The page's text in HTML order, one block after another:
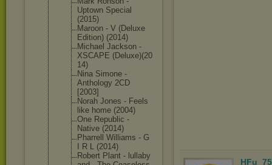
Uptown Special
(2015)
Maroon - V (Deluxe
Edition) (2014)
Michael Jackson -
XSCAPE (Deluxe)(20
14)
Nina Simone -
Anthology 2CD
[2003]
Norah Jones - Feels
like home (2004)
One Republic -
Native (2014)
Pharrell Williams - G
I R L (2014)
Robert Plant - lullaby
HFu_75